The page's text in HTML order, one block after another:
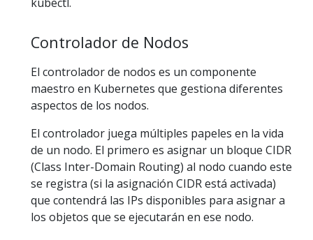
Controlador de Nodos
El controlador de nodos es un componente
maestro en Kubernetes que gestiona diferentes
aspectos de los nodos.
El controlador juega múltiples papeles en la vida
de un nodo. El primero es asignar un bloque CIDR
(Class Inter-Domain Routing) al nodo cuando este
se registra (si la asignación CIDR está activada)
que contendrá las IPs disponibles para asignar a
los objetos que se ejecutarán en ese nodo.